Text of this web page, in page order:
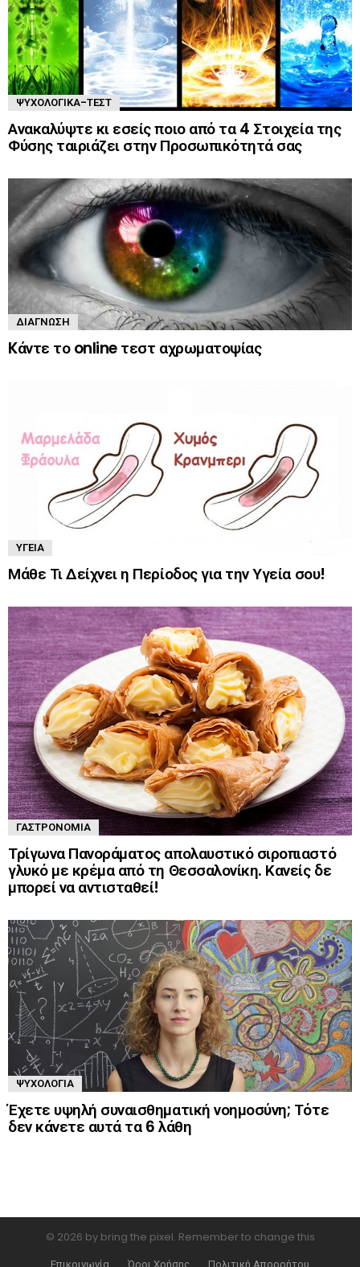
ΨΥΧΟΛΟΓΙΚΆ-ΤΈΣΤ
Ανακαλύψτε κι εσείς ποιο από τα 4 Στοιχεία της
Φύσης ταιριάζει στην Προσωπικότητά σας
ΔΙΆΓΝΩΣΗ
Kάντε το online τεστ αχρωματοψίας
ΥΓΕΊΑ
Μάθε Τι Δείχνει η Περίοδος για την Υγεία σου!
ΓΑΣΤΡΟΝΟΜΊΑ
Τρίγωνα Πανοράματος απολαυστικό σιροπιαστό
γλυκό με κρέμα από τη Θεσσαλονίκη. Κανείς δε
μπορεί να αντισταθεί!
ΨΥΧΟΛΟΓΊΑ
Έχετε υψηλή συναισθηματική νοημοσύνη; Τότε
δεν κάνετε αυτά τα 6 λάθη
© 2026 by bring the pixel. Remember to change this
Επικοινωνία
Όροι Χρήσης Πολιτική Απορρήτου